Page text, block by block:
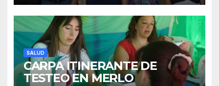
SALUD
CARPA ITINERANTE DE
TESTEO EN MERLO